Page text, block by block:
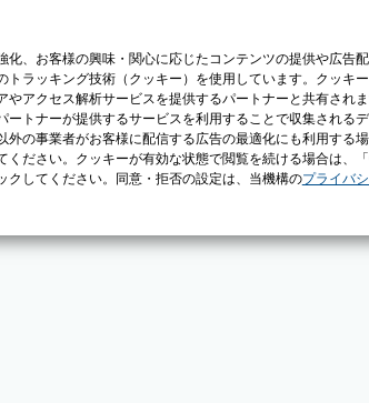
化、お客様の興味・関心に応じたコンテンツの提供や広告
トラッキング技術（クッキー）を使用しています。クッキ
やアクセス解析サービスを提供するパートナーと共有され
ートナーが提供するサービスを利用することで収集される
外の事業者がお客様に配信する広告の最適化にも利用する
ください。クッキーが有効な状態で閲覧を続ける場合は、
クしてください。同意・拒否の設定は、当機構のプライバ